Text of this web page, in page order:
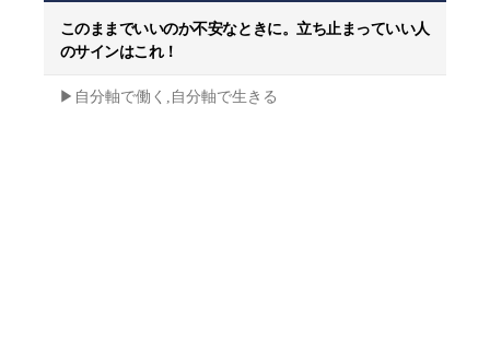
このままでいいのか不安なときに。立ち止まっていい人
のサインはこれ！
▶︎自分軸で働く,自分軸で生きる